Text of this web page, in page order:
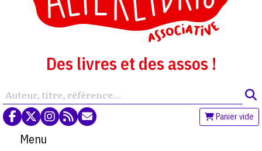
Des livres et des assos !
Panier vide
Menu